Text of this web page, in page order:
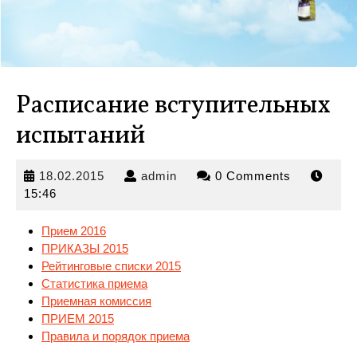
Расписание вступительных
испытаний
18.02.2015 18.02.2015
admin admin 0 Comments
15:46
Прием 2016
ПРИКАЗЫ 2015
Рейтинговые списки 2015
Статистика приема
Приемная комиссия
ПРИЕМ 2015
Правила и порядок приема